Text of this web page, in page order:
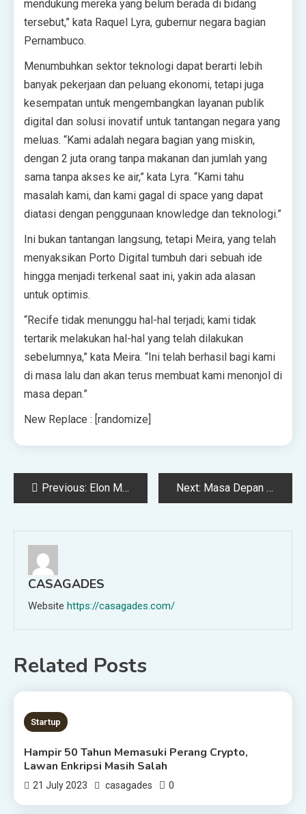
mendukung mereka yang belum berada di bidang
tersebut,” kata Raquel Lyra, gubernur negara bagian
Pernambuco.
Menumbuhkan sektor teknologi dapat berarti lebih
banyak pekerjaan dan peluang ekonomi, tetapi juga
kesempatan untuk mengembangkan layanan publik
digital dan solusi inovatif untuk tantangan negara yang
meluas. “Kami adalah negara bagian yang miskin,
dengan 2 juta orang tanpa makanan dan jumlah yang
sama tanpa akses ke air,” kata Lyra. “Kami tahu
masalah kami, dan kami gagal di space yang dapat
diatasi dengan penggunaan knowledge dan teknologi.”
Ini bukan tantangan langsung, tetapi Meira, yang telah
menyaksikan Porto Digital tumbuh dari sebuah ide
hingga menjadi terkenal saat ini, yakin ada alasan
untuk optimis.
“Recife tidak menunggu hal-hal terjadi; kami tidak
tertarik melakukan hal-hal yang telah dilakukan
sebelumnya,” kata Meira. “Ini telah berhasil bagi kami
di masa lalu dan akan terus membuat kami menonjol di
masa depan.”
New Replace : [randomize]
PostPrevious: Elon Musk Mencari Dukungan Melawan Aturan tentang Kebebasan Berbicara On-line Next: Masa Depan Mikronasi Kripto Bergantung pada Sengketa Perbatasan
CASAGADES
Website https://casagades.com/
Related Posts
3 MINS READ
Startup
Hampir 50 Tahun Memasuki Perang Crypto,
Lawan Enkripsi Masih Salah
21 July 2023 casagades 0